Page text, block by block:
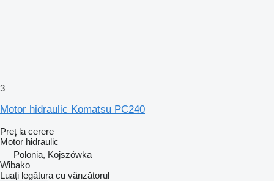
3
Motor hidraulic Komatsu PC240
Preț la cerere
Motor hidraulic
Polonia, Kojszówka
Wibako
Luați legătura cu vânzătorul